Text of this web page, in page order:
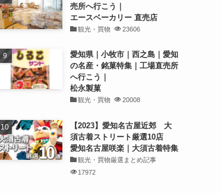
売所へ行こう｜
エースベーカリー 直売店
観光・買物 23606
愛知県｜小牧市｜西之島｜愛知
の名産・銘菓特集｜工場直売所
へ行こう｜
松永製菓
観光・買物 20008
【2023】愛知名古屋近郊 大
須古着ストリート厳選10店
愛知名古屋咲楽｜大須古着特集
観光・買物厳選まとめ記事
17972